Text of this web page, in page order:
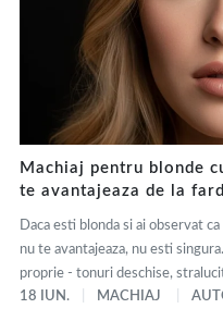
Machiaj pentru blonde
te avantajeaza de la
Daca esti blonda si ai observat
nu te avantajeaza, nu esti
proprie - tonuri deschise,
18 IUN.
MACHIAJ